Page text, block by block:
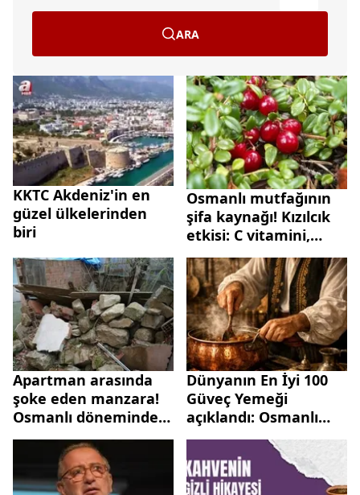
ARA
KKTC Akdeniz'in en
güzel ülkelerinden
biri
Osmanlı mutfağının
şifa kaynağı! Kızılcık
etkisi: C vitamini,
antioksidan zengini
Apartman arasında
şoke eden manzara!
Osmanlı döneminden
kalma: Yok olma
tehlikesi ile karı
karşıya
Dünyanın En İyi 100
Güveç Yemeği
açıklandı: Osmanlı
mutfağının efsane
lezzeti ilk 10’da